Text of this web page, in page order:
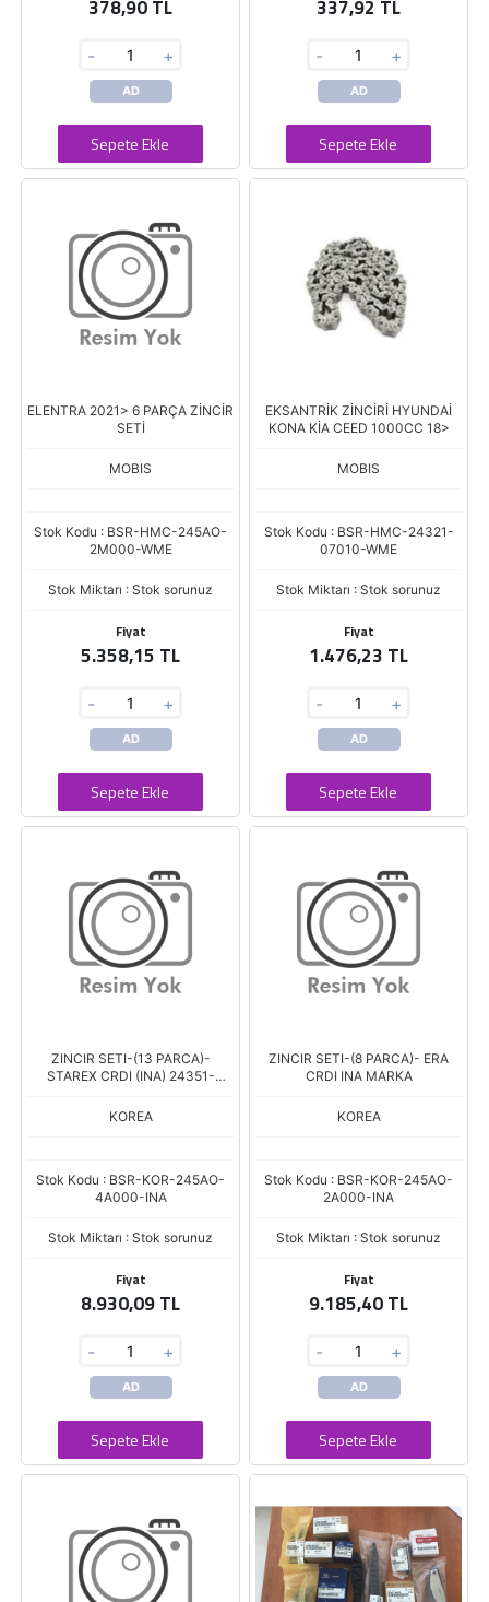
378,90 TL
- +
AD
Sepete Ekle
337,92 TL
- +
AD
Sepete Ekle
ELENTRA 2021> 6 PARÇA ZİNCİR
SETİ
MOBIS
Stok Kodu : BSR-HMC-245AO-
2M000-WME
Stok Miktarı : Stok sorunuz
Fiyat
5.358,15 TL
- +
AD
Sepete Ekle
EKSANTRİK ZİNCİRİ HYUNDAİ
KONA KİA CEED 1000CC 18>
MOBIS
Stok Kodu : BSR-HMC-24321-
07010-WME
Stok Miktarı : Stok sorunuz
Fiyat
1.476,23 TL
- +
AD
Sepete Ekle
ZINCIR SETI-(13 PARCA)-
STAREX CRDI (INA) 24351-
KOREA
Stok Kodu : BSR-KOR-245AO-
4A000-INA
Stok Miktarı : Stok sorunuz
Fiyat
8.930,09 TL
- +
AD
Sepete Ekle
ZINCIR SETI-(8 PARCA)- ERA
CRDI INA MARKA
KOREA
Stok Kodu : BSR-KOR-245AO-
2A000-INA
Stok Miktarı : Stok sorunuz
Fiyat
9.185,40 TL
- +
AD
Sepete Ekle